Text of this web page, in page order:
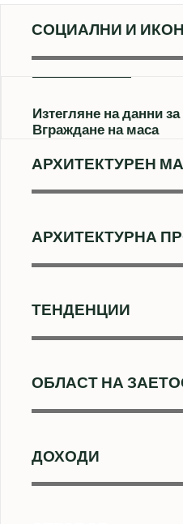
СОЦИАЛНИ И
Изтегляне на данни
Вграждане на маса
АРХИТЕКТУРЕН
АРХИТЕКТУРНА
ТЕНДЕНЦИИ
ОБЛАСТ НА
ДОХОДИ